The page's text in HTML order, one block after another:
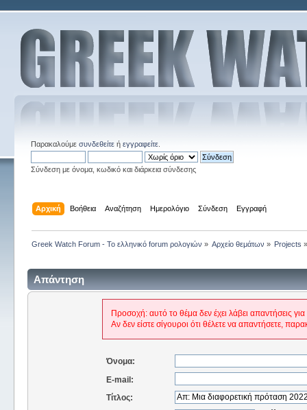
Παρακαλούμε συνδεθείτεή εγγραφείτε.
Σύνδεση με όνομα, κωδικό και διάρκεια σύνδεσης
Αρχική Βοήθεια Αναζήτηση Ημερολόγιο Σύνδεση Εγγραφή
Greek Watch Forum - Το ελληνικό forum ρολογιών » Αρχείο θεμάτων » Projects
Απάντηση
Προσοχή: αυτό το θέμα δεν έχει λάβει απαντήσεις
Αν δεν είστε σίγουροι ότι θέλετε να απαντήσετε,
Όνομα:
E-mail:
Τίτλος: